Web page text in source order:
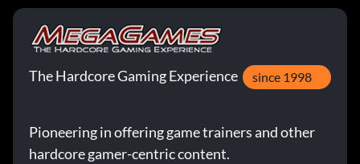
The Hardcore Gaming Experience since 1998
Pioneering in offering game trainers and other
hardcore gamer-centric content.